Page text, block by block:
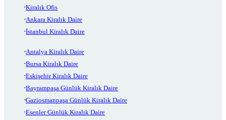
Kiralık Ofis
Ankara Kiralık Daire
İstanbul Kiralık Daire
Antalya Kiralık Daire
Bursa Kiralık Daire
Eskişehir Kiralık Daire
Bayrampaşa Günlük Kiralık Daire
Gaziosmanpaşa Günlük Kiralık Daire
Esenler Günlük Kiralık Daire